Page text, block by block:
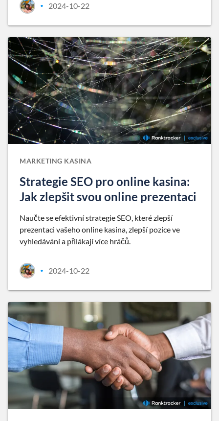
• 2024-10-22
MARKETING KASINA
Strategie SEO pro online kasina:
Jak zlepšit svou online prezentaci
Naučte se efektivní strategie SEO, které zlepší
prezentaci vašeho online kasina, zlepší pozice ve
vyhledávání a přilákají více hráčů.
• 2024-10-22